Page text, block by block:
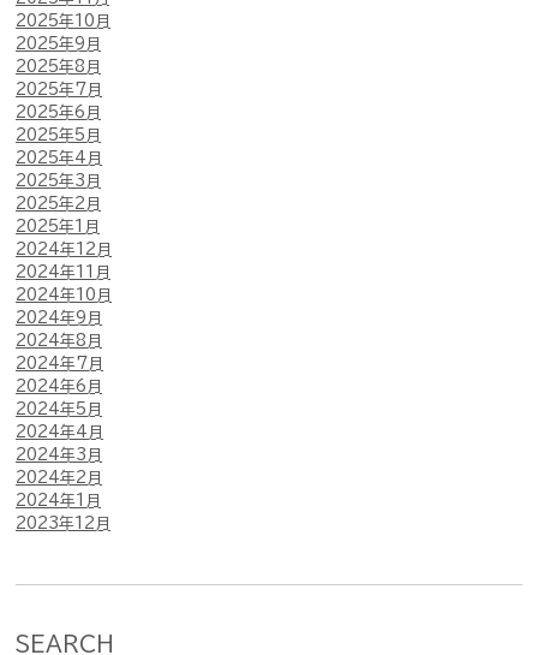
2025年10月
2025年9月
2025年8月
2025年7月
2025年6月
2025年5月
2025年4月
2025年3月
2025年2月
2025年1月
2024年12月
2024年11月
2024年10月
2024年9月
2024年8月
2024年7月
2024年6月
2024年5月
2024年4月
2024年3月
2024年2月
2024年1月
2023年12月
SEARCH